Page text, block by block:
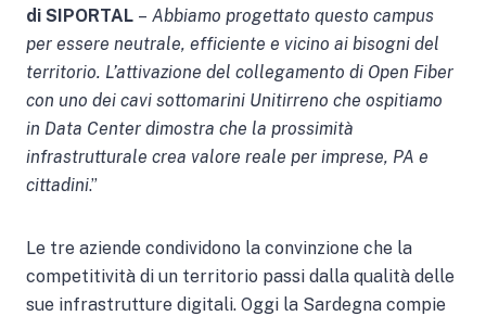
di SIPORTAL – Abbiamo progettato questo campus
per essere neutrale, efficiente e vicino ai bisogni del
territorio. L’attivazione del collegamento di Open Fiber
con uno dei cavi sottomarini Unitirreno che ospitiamo
in Data Center dimostra che la prossimità
infrastrutturale crea valore reale per imprese, PA e
cittadini.”
Le tre aziende condividono la convinzione che la
competitività di un territorio passi dalla qualità delle
sue infrastrutture digitali. Oggi la Sardegna compie